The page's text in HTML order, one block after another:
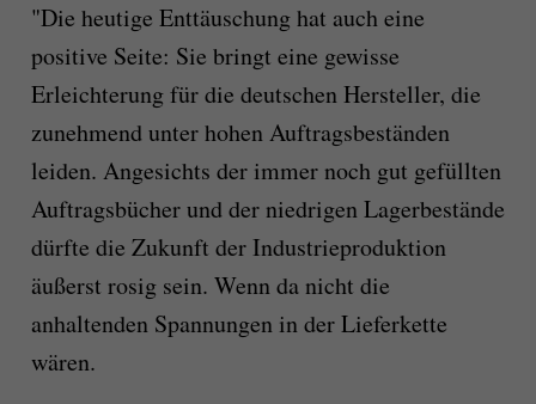
"Die heutige Enttäuschung hat auch eine
positive Seite: Sie bringt eine gewisse
Erleichterung für die deutschen Hersteller, die
zunehmend unter hohen Auftragsbeständen
leiden. Angesichts der immer noch gut gefüllten
Auftragsbücher und der niedrigen Lagerbestände
dürfte die Zukunft der Industrieproduktion
äußerst rosig sein. Wenn da nicht die
anhaltenden Spannungen in der Lieferkette
wären.